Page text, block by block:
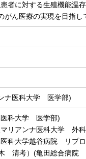
者に対する生殖機能温
がん医療の実現を目指し
ナ医科大学 医学部)
科大学 医学部)
リアンナ医科大学 外
科大学越谷病院 リプロ
清考）(亀田総合病院